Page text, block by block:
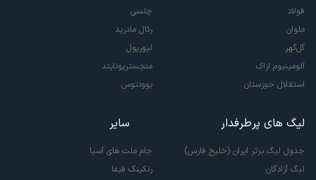
فولاد
ملوان
گل‌گهر
آلومینیوم اراک
استقلال خوزستان
چلسی
رئال مادرید
لیورپول
منچستریونایتد
یوونتوس
لیگ های پرطرفدار
جدول لیگ برتر ایران (خلیج فارس)
لیگ آزادگان
سایر
جام ملت های آسیا
رنکینگ فیفا